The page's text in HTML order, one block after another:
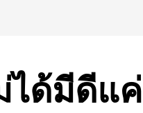
ได้มีดีแค่